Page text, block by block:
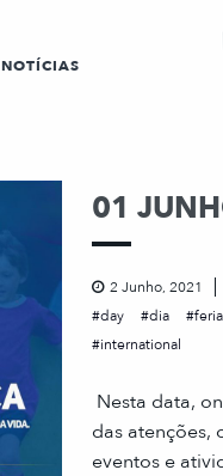
NOTÍCIAS
01
2 Junho, 2021
day
dia
international
Nesta data,
das atenções,
eventos e